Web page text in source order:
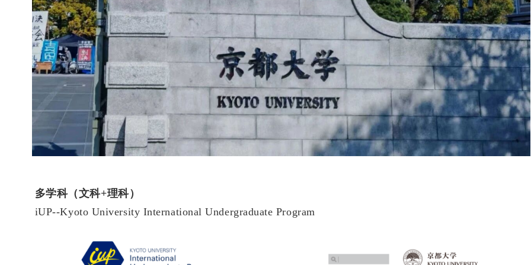
多学科（文科+理科）
iUP--Kyoto University International Undergraduate Program